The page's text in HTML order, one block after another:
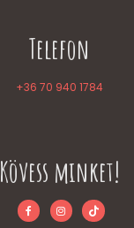
Telefon
+36 70 940 1784
Kövess minket!